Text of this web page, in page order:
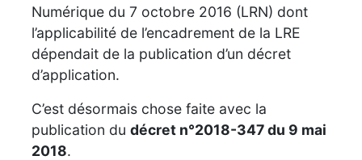
Numérique du 7 octobre 2016 (LRN) dont
l’applicabilité de l’encadrement de la LRE
dépendait de la publication d’un décret
d’application.
C’est désormais chose faite avec la
publication du décret n°2018-347 du 9 mai
2018.